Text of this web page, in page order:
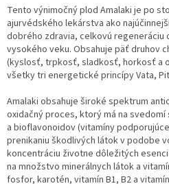
Tento výnimočný plod Amalaki je po
ajurvédského lekárstva ako
dobrého zdravia, celkovú regeneráciu
vysokého veku. Obsahuje päť druhov
(kyslosť, trpkosť, sladkosť, horkosť a
všetky tri energetické princípy Vata,
Amalaki obsahuje široké spektrum
oxidačný proces, ktorý má na
a bioflavonoidov (vitamíny
prenikaniu škodlivých látok v podobe
koncentráciu životne dôležitých
na množstvo minerálnych látok a
fosfor, karotén, vitamín B1, B2 a